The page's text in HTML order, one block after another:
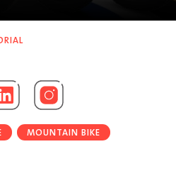
MOUNTAIN BIKE